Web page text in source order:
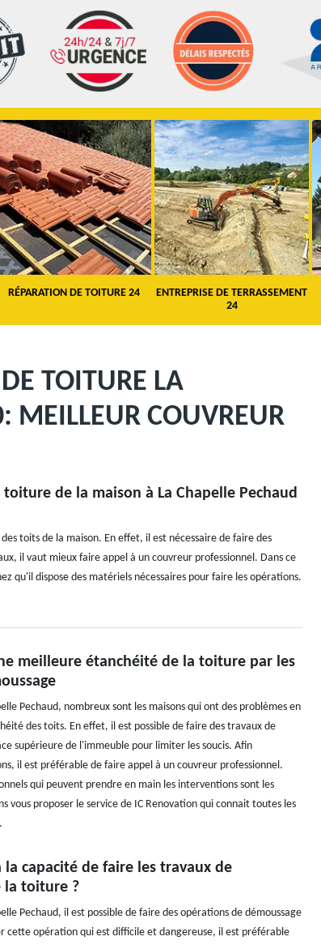
RÉPARATION DE TOITURE 24
ENTREPRISE DE TERRASSEMENT
24
TOITURE LA
MEILLEUR COUVREUR
de la maison à La Chapelle Pechaud
toits de la maison. En effet, il est nécessaire de faire des
il vaut mieux faire appel à un couvreur professionnel. Dans ce
qu'il dispose des matériels nécessaires pour faire les opérations.
meilleure étanchéité de la toiture par les
Pechaud, nombreux sont les maisons qui ont des problèmes en
des toits. En effet, il est possible de faire des travaux de
supérieure de l'immeuble pour limiter les soucis. Afin
il est préférable de faire appel à un couvreur professionnel.
qui peuvent prendre en main les interventions sont les
vous proposer le service de IC Renovation qui connait toutes les
la capacité de faire les travaux de
la toiture ?
Pechaud, il est possible de faire des opérations de démoussage
cette opération qui est difficile et dangereuse, il est préférable